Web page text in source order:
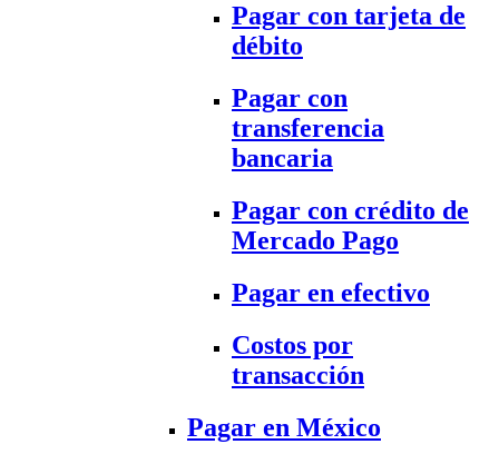
Pagar con tarjeta de
débito
Pagar con
transferencia
bancaria
Pagar con crédito de
Mercado Pago
Pagar en efectivo
Costos por
transacción
Pagar en México